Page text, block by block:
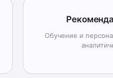
Обучение и